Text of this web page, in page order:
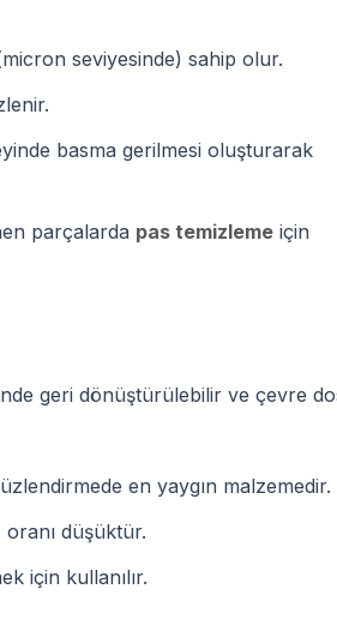
seviyesinde) sahip olur.
basma gerilmesi oluşturarak
parçalarda pas temizleme için
geri dönüştürülebilir ve çevre
en yaygın malzemedir.
düşüktür.
için kullanılır.